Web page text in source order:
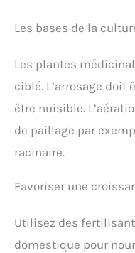
Les bases de la
Les plantes
ciblé. L’arrosage doit
être nuisible.
de paillage par
racinaire.
Favoriser une
Utilisez des
domestique pour